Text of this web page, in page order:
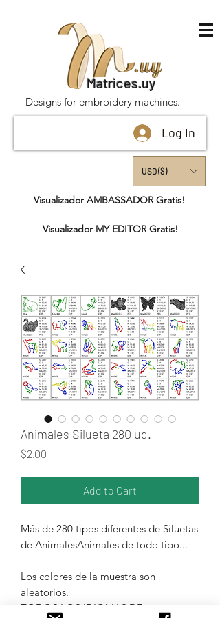
Matrices.uy
Designs for embroidery machines.
Log In
USD ($)
Visualizador AMBASSADOR Gratis!
Visualizador MY EDITOR Gratis!
Animales Silueta 280 ud.
$2.00
Add to Cart
Más de 280 tipos diferentes de Siluetas
de AnimalesAnimales de todo tipo...
Los colores de la muestra son
aleatorios.
TODOS LOS IDIOMAS DE